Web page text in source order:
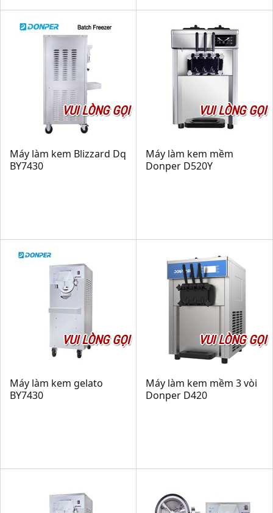
VUI LÒNG GỌI
Máy làm kem Blizzard Dq
BY7430
VUI LÒNG GỌI
Máy làm kem mềm
Donper D520Y
VUI LÒNG GỌI
Máy làm kem gelato
BY7430
VUI LÒNG GỌI
Máy làm kem mềm 3 vòi
Donper D420